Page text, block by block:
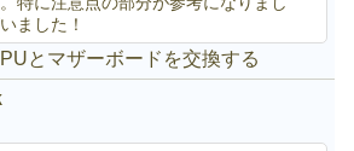
ました！
とマザーボードを交換する